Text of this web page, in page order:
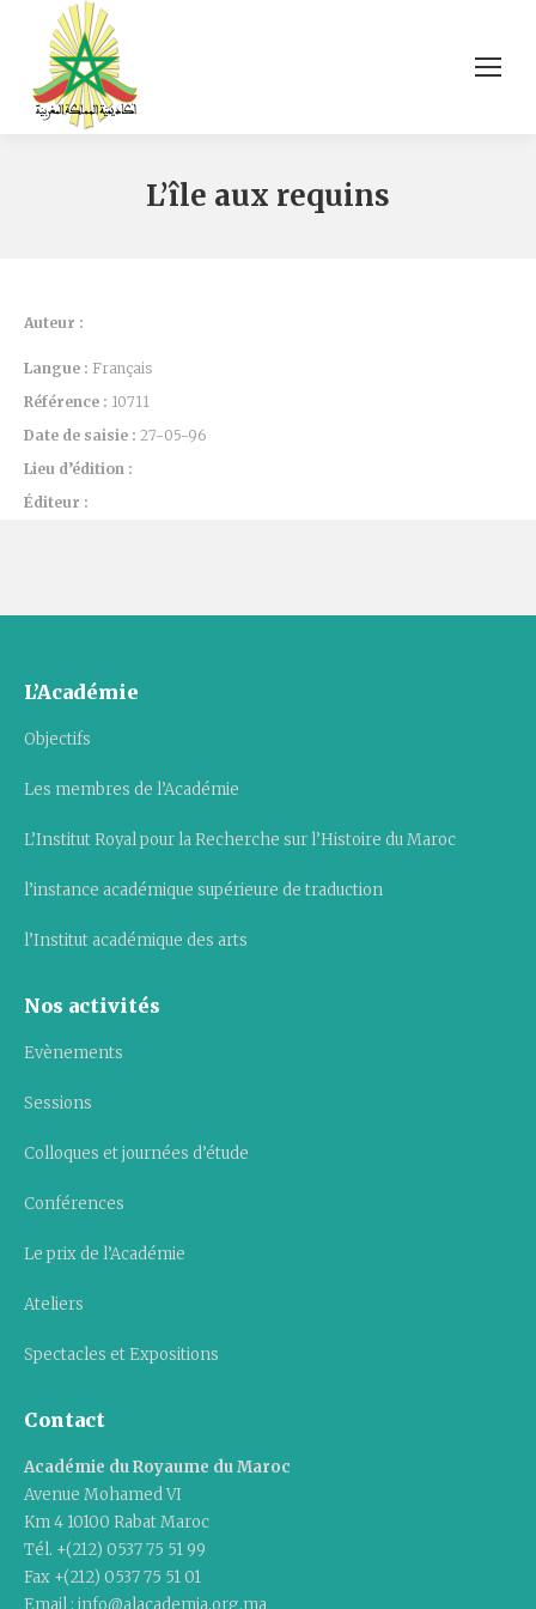
L’île aux requins
Auteur :
Langue : Français
Référence : 10711
Date de saisie : 27-05-96
Lieu d’édition :
Éditeur :
L’Académie
Objectifs
Les membres de l’Académie
L’Institut Royal pour la Recherche sur l’Histoire du Maroc
l’instance académique supérieure de traduction
l’Institut académique des arts
Nos activités
Evènements
Sessions
Colloques et journées d’étude
Conférences
Le prix de l’Académie
Ateliers
Spectacles et Expositions
Contact
Académie du Royaume du Maroc
Avenue Mohamed VI
Km 4 10100 Rabat Maroc
Tél. +(212) 0537 75 51 99
Fax +(212) 0537 75 51 01
Email : info@alacademia.org.ma